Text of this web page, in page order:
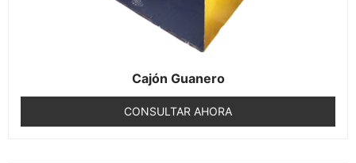
Cajón Guanero
CONSULTAR AHORA